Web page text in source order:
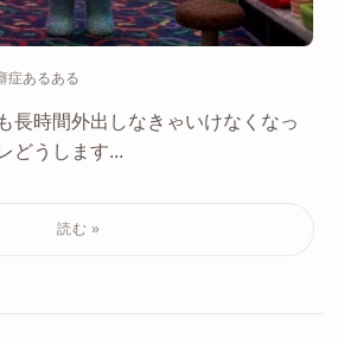
症あるある
長時間外出しなきゃいけなくなっ
どうします...